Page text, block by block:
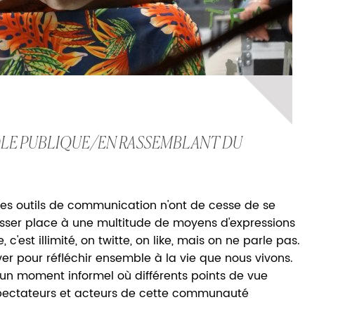
PUBLIQUE/EN RASSEMBLANT DU
outils de communication n'ont de cesse de se
place à une multitude de moyens d'expressions
illimité, on twitte, on like, mais on ne parle pas.
pour réfléchir ensemble à la vie que nous vivons.
moment informel où différents points de vue
et acteurs de cette communauté